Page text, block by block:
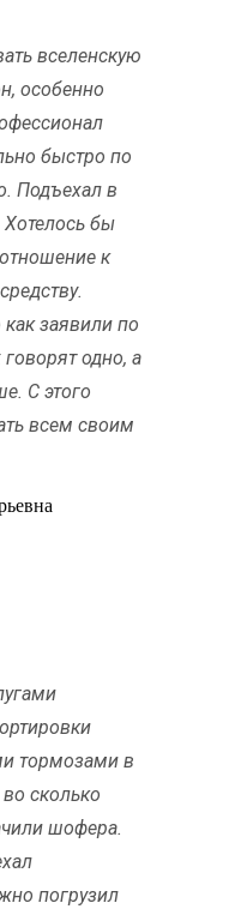
вселенскую
особенно
быстро по
Подъехал в
бы
к
заявили по
говорят одно, а
С этого
всем своим
тормозами в
сколько
шофера.
погрузил